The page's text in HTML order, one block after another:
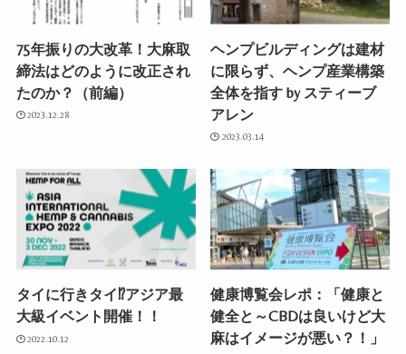
75年振りの大改革！大麻取
締法はどのように改正され
たのか？（前編）
2023.12.28
ヘンプビルディングは建材
に限らず、ヘンプ産業構築
全体を指す by スティーブ
アレン
2023.03.14
タイに行きタイ⁉︎アジア最
大級イベント開催！！
2022.10.12
健康博覧会レポ：「健康と
健全と～CBDは良いけど大
麻はイメージが悪い？！」